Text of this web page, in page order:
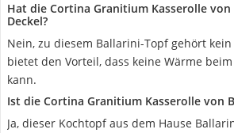
Hat die Cortina Granitium Kasserolle
Deckel?
Nein, zu diesem Ballarini-Topf gehört kein
bietet den Vorteil, dass keine Wärme
kann.
Ist die Cortina Granitium Kasserolle von
Ja, dieser Kochtopf aus dem Hause